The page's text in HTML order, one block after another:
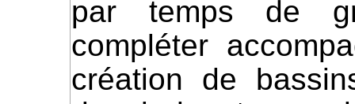
par temps de
compléter
création de